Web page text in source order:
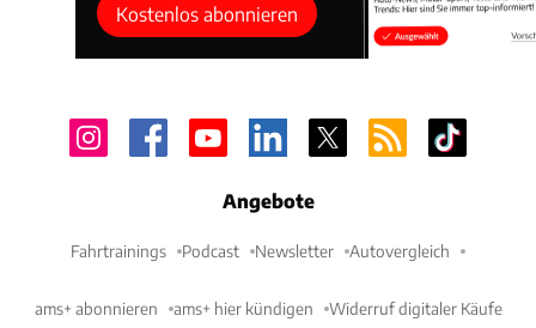
Kostenlos abonnieren
Angebote
Fahrtrainings Podcast Newsletter Autovergleich
ams+ abonnieren ams+ hier kündigen Widerruf digitaler Käufe